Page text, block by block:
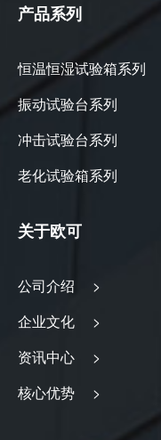
产品系列
恒温恒湿试验箱系列
振动试验台系列
冲击试验台系列
老化试验箱系列
关于欧可
公司介绍 >
企业文化 >
资讯中心 >
核心优势 >